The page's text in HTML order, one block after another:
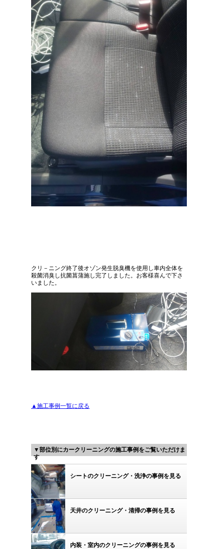
クリ－ニング終了後オゾン発生脱臭機を使用し車内全体を
殺菌消臭し抗菌菖蒲施し完了しました。お客様喜んで下さ
いました。
▲施工事例一覧に戻る
▼部位別にカークリーニングの施工事例をご覧いただけま
す
シートのクリーニング・洗浄の事例を見る
天井のクリーニング・清掃の事例を見る
内装・室内のクリーニングの事例を見る